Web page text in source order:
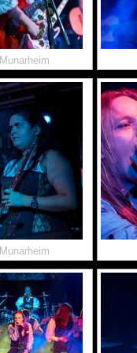
Munarheim
Munarheim